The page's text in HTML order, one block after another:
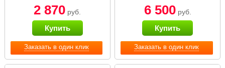
Заказать в один клик
2 870 руб.
Купить
Заказать в один клик
6 500руб.
Купить